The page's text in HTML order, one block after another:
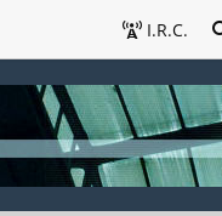
I.R.C.